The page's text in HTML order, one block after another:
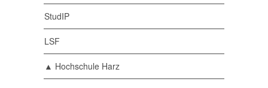
StudIP
LSF
▲ Hochschule Harz